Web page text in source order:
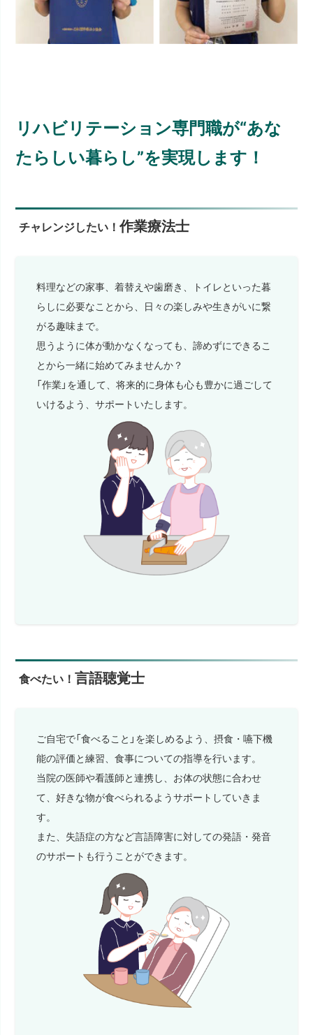
リハビリテーション専門職が“あな
たらしい暮らし”を実現します！
チャレンジしたい！作業療法士
料理などの家事、着替えや歯磨き、トイレといった暮
らしに必要なことから、日々の楽しみや生きがいに繋
がる趣味まで。
思うように体が動かなくなっても、諦めずにできるこ
とから一緒に始めてみませんか？
「作業」を通して、将来的に身体も心も豊かに過ごして
いけるよう、サポートいたします。
食べたい！言語聴覚士
ご自宅で「食べること」を楽しめるよう、摂食・嚥下機
能の評価と練習、食事についての指導を行います。
当院の医師や看護師と連携し、お体の状態に合わせ
て、好きな物が食べられるようサポートしていきま
す。
また、失語症の方など言語障害に対しての発語・発音
のサポートも行うことができます。